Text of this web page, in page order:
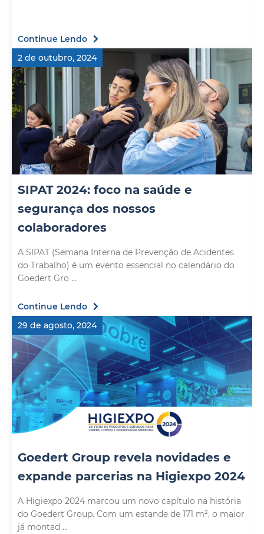
Continue Lendo
2 de outubro, 2024
SIPAT 2024: foco na saúde e
segurança dos nossos
colaboradores
A SIPAT (Semana Interna de Prevenção de Acidentes
do Trabalho) é um evento essencial no calendário do
Goedert Gro ...
Continue Lendo
29 de agosto, 2024
Goedert Group revela novidades e
expande parcerias na Higiexpo 2024
A Higiexpo 2024 marcou um novo capítulo na história
do Goedert Group. Com um estande de 171 m², o maior
já montad ...